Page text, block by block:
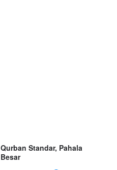
Qurban Standar, Pahala
Besar